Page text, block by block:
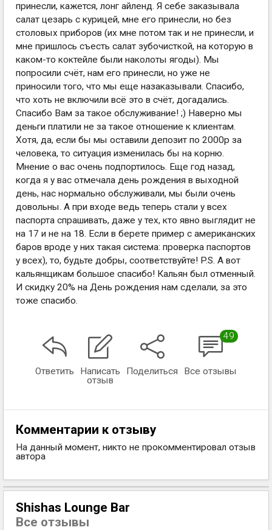
принесли, кажется, лонг айленд. Я себе заказывала
салат цезарь с курицей, мне его принесли, но без
столовых приборов (их мне потом так и не принесли, и
мне пришлось съесть салат зубочисткой, на которую в
каком-то коктейле были наколоты ягоды). Мы
попросили счёт, нам его принесли, но уже не
приносили того, что мы еще назаказывали. Спасибо,
что хоть не включили всё это в счёт, догадались.
Спасибо Вам за такое обслуживание! ;) Наверно мы
деньги платили не за такое отношение к клиентам.
Хотя, да, если бы мы оставили депозит по 2000р за
человека, то ситуация изменилась бы на корню.
Мнение о вас очень подпортилось. Еще год назад,
когда я у вас отмечала день рождения в выходной
день, нас нормально обслуживали, мы были очень
довольны. А при входе ведь теперь стали у всех
паспорта спрашивать, даже у тех, кто явно выглядит не
на 17 и не на 18. Если в берете пример с американских
баров вроде у них такая система: проверка паспортов
у всех), то, будьте добры, соответствуйте! P.S. А вот
кальянщикам большое спасибо! Кальян был отменный.
И скидку 20% на День рождения нам сделали, за это
тоже спасибо.
Ответить
Написать
отзыв
Поделиться
49
Все отзывы
Комментарии к отзыву
На данный момент, никто не прокомментировал отзыв
автора
Shishas Lounge Bar
Все отзывы